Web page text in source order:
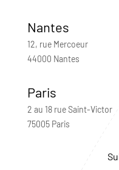
Nantes
12, rue Mercoeur
44000 Nantes
Paris
2 au 18 rue Saint-Victor
75005 Paris